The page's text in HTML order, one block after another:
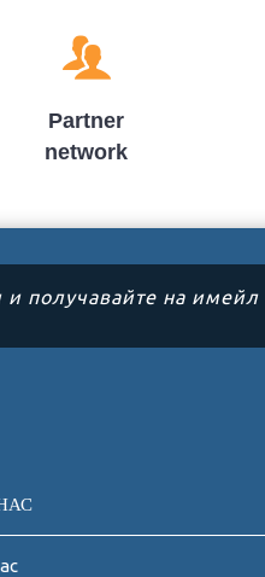
Partner
network
получавайте на имейл